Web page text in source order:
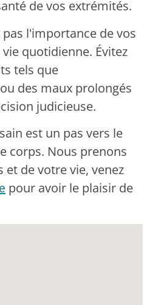
de vos extrémités.
l'importance de vos
quotidienne. Évitez
tels que
des maux prolongés
judicieuse.
est un pas vers le
corps. Nous prenons
et de votre vie, venez
pour avoir le plaisir de